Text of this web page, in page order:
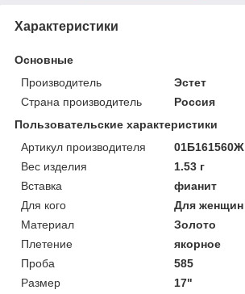
Характеристики
Основные
Производитель
Эстет
Страна производитель
Россия
Пользовательские характеристики
Артикул производителя
01Б161560Ж
Вес изделия
1.53 г
Вставка
фианит
Для кого
Для женщин
Материал
Золото
Плетение
якорное
Проба
585
Размер
17"